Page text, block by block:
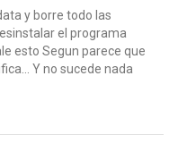
y borre todo las
el programa
esto Segun parece que
Y no sucede nada